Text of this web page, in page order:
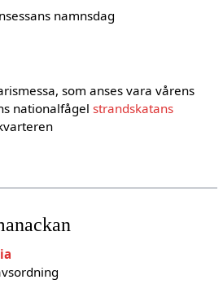
namnsdag
som anses vara vårens
nationalfågelstrandskatans